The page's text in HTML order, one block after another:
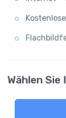
Wählen Sie